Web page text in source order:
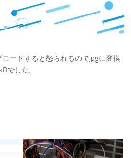
ロードすると怒られるのでjpgに変換
でした。